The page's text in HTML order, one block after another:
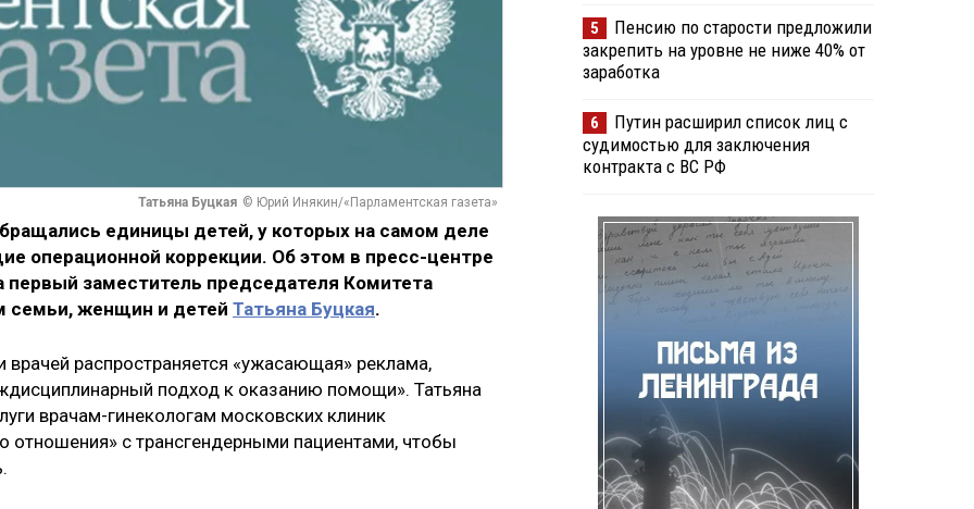
Татьяна Буцкая © Юрий Инякин/«Парламентская газета»
единицы детей, у которых на самом деле
операционной коррекции. Об этом в пресс-центре
первый заместитель председателя Комитета
семьи, женщин и детей Татьяна Буцкая.
врачей распространяется «ужасающая» реклама,
подход к оказанию помощи». Татьяна
врачам-гинекологам московских клиник
отношения» с трансгендерными пациентами, чтобы
5
Пенсию по старости предложили
закрепить на уровне не ниже 40% от
заработка
6
Путин расширил список лиц с
судимостью для заключения
контракта с ВС РФ